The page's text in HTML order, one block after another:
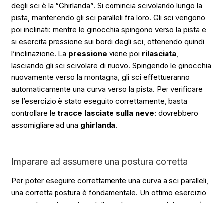
degli sci è la “Ghirlanda”. Si comincia scivolando lungo la
pista, mantenendo gli sci paralleli fra loro. Gli sci vengono
poi inclinati: mentre le ginocchia spingono verso la pista e
si esercita pressione sui bordi degli sci, ottenendo quindi
l’inclinazione. La pressione viene poi rilasciata,
lasciando gli sci scivolare di nuovo. Spingendo le ginocchia
nuovamente verso la montagna, gli sci effettueranno
automaticamente una curva verso la pista. Per verificare
se l’esercizio è stato eseguito correttamente, basta
controllare le tracce lasciate sulla neve: dovrebbero
assomigliare ad una ghirlanda.
Imparare ad assumere una postura corretta
Per poter eseguire correttamente una curva a sci paralleli,
una corretta postura è fondamentale. Un ottimo esercizio